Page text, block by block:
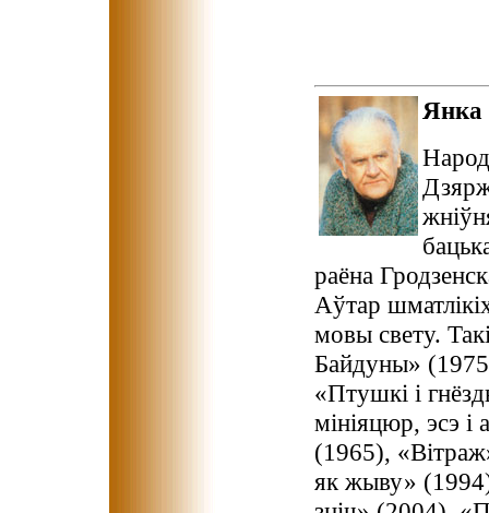
Янка
раёна
Аўтар
мовы свету.
Байдуны»
«Птушкі і
мініяцюр, эсэ
(1965),
як жыву»